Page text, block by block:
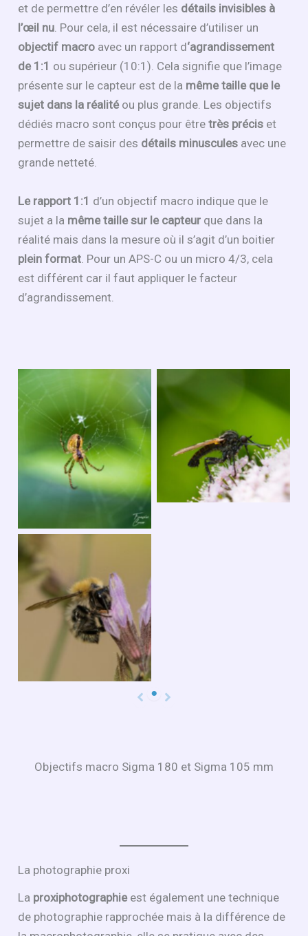
et de permettre d’en révéler les détails invisibles à
l’œil nu. Pour cela, il est nécessaire d’utiliser un
objectif macro avec un rapport d‘agrandissement
de 1:1 ou supérieur (10:1). Cela signifie que l’image
présente sur le capteur est de la même taille que le
sujet dans la réalité ou plus grande. Les objectifs
dédiés macro sont conçus pour êtretrès précis et
permettre de saisir des détails minuscules avec une
grande netteté.
Le rapport 1:1 d’un objectif macro indique que le
sujet a la même taille sur le capteur que dans la
réalité mais dans la mesure où il s’agit d’un boitier
plein format . Pour un APS-C ou un micro 4/3, cela
est différent car il faut appliquer le facteur
d’agrandissement.
Objectifs macro Sigma 180 et Sigma 105 mm
La photographie proxi
La proxiphotographieest également une technique
de photographie rapprochée mais à la différence de